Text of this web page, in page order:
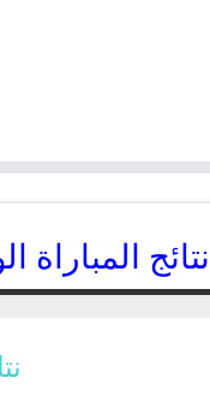
نتائج المباراة